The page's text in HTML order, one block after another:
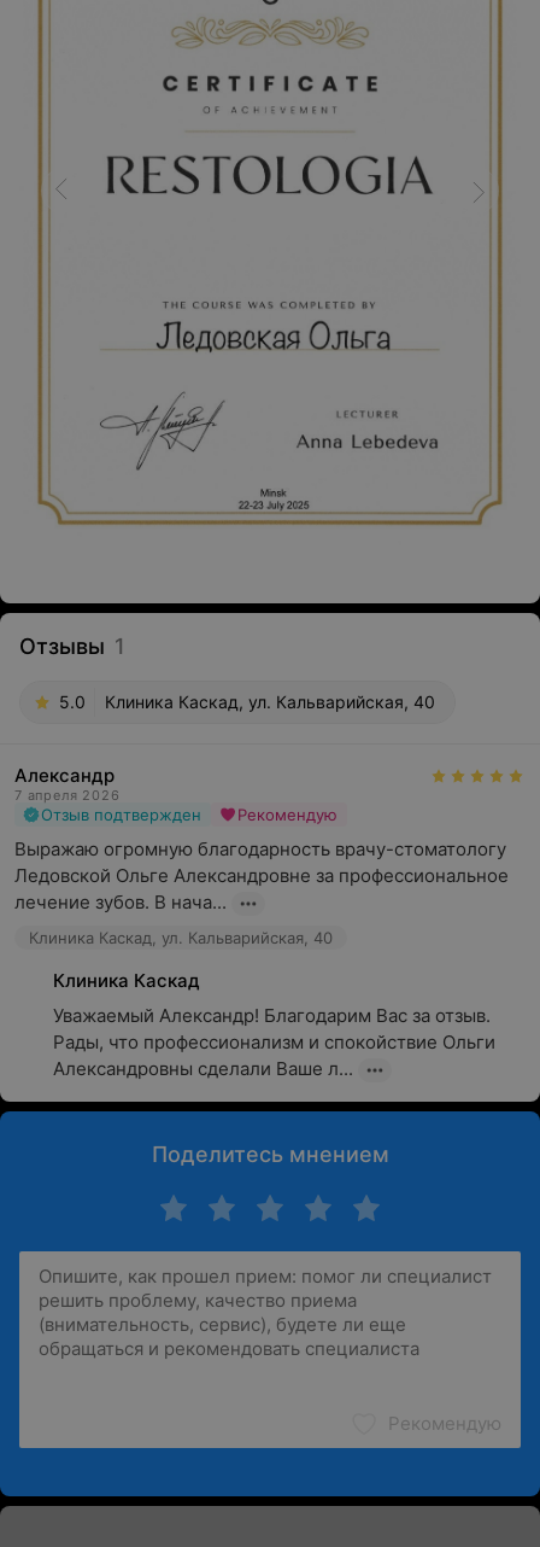
Отзывы 1
5.0 Клиника Каскад, ул. Кальварийская, 40
Александр
7 апреля 2026
Отзыв подтвержден Рекомендую
Выражаю огромную благодарность врачу-стоматологу
Ледовской Ольге Александровне за профессиональное
лечение зубов. В нача...
Клиника Каскад, ул. Кальварийская, 40
Клиника Каскад
Уважаемый Александр! Благодарим Вас за отзыв.
Рады, что профессионализм и спокойствие Ольги
Александровны сделали Ваше л...
Поделитесь мнением
Рекомендую